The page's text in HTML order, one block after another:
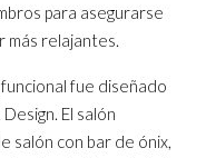
para asegurarse
más relajantes.
fue diseñado
El salón
salón con bar de ónix,